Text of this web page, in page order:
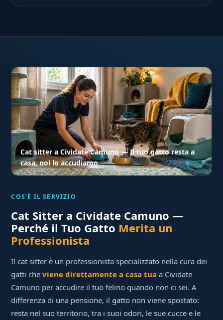
Cat sitter a Cividate Camuno — Il tuo gatto resta a
casa, noi lo accudiamo
COS'È IL SERVIZIO
Cat Sitter a Cividate Camuno —
Perché il Tuo Gatto Merita un
Professionista
Il cat sitter è un professionista specializzato nella cura dei
gatti cheviene direttamente a casa tua a Cividate
Camuno per accudire il tuo felino quando non ci sei. A
differenza di una pensione, il gatto non viene spostato:
resta nel suo territorio, tra i suoi odori, le sue cucce e le